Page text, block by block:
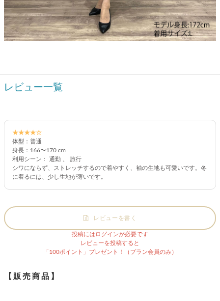
レビュー一覧
★★★★☆
体型：普通
身長：166〜170 cm
利用シーン： 通勤 、 旅行
シワにならず、ストレッチするので着やすく、袖の生地も可愛いです。冬
に着るには、少し生地が薄いです。
レビューを書く
投稿にはログインが必要です
レビューを投稿すると
「100ポイント」プレゼント！（プラン会員のみ）
【販売商品】